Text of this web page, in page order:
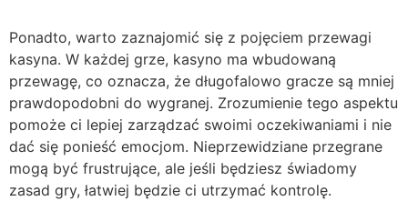
Ponadto, warto zaznajomić się z pojęciem przewagi
kasyna. W każdej grze, kasyno ma wbudowaną
przewagę, co oznacza, że długofalowo gracze są mniej
prawdopodobni do wygranej. Zrozumienie tego aspektu
pomoże ci lepiej zarządzać swoimi oczekiwaniami i nie
dać się ponieść emocjom. Nieprzewidziane przegrane
mogą być frustrujące, ale jeśli będziesz świadomy
zasad gry, łatwiej będzie ci utrzymać kontrolę.